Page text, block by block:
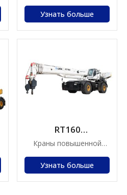
Узнать больше
RT160
Вездеходный кран
Краны повышенной
Узнать больше